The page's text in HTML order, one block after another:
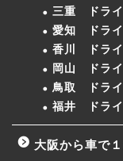
三重 ドラ
愛知 ドラ
香川 ドラ
岡山 ドラ
鳥取 ドラ
福井 ドラ
大阪から車で